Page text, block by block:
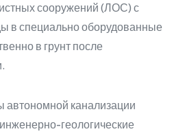
сооружений (ЛОС) с
в специально оборудованные
в грунт после
канализации
геологические